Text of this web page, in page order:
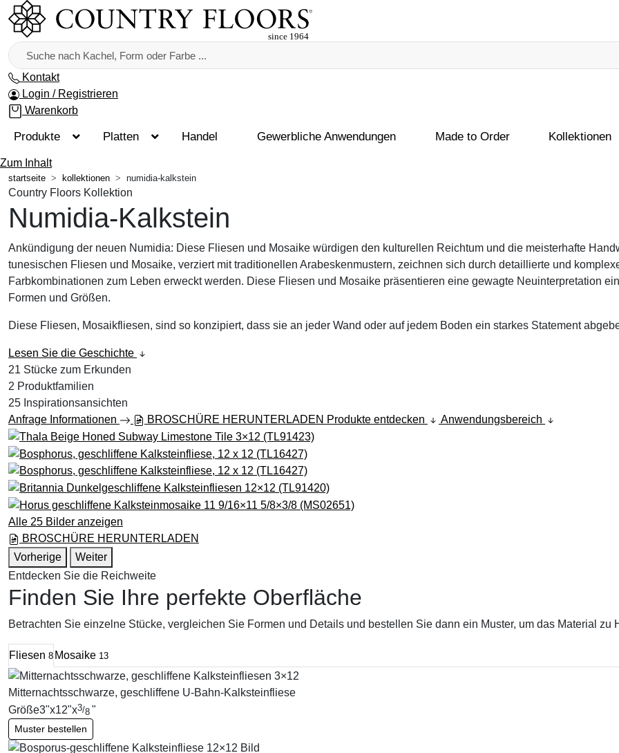
Kontakt
Login / Registrieren
Warenkorb
Produkte Platten Handel Gewerbliche Anwendungen Made to Order Kollektionen
Zum Inhalt
startseite kollektionen numidia-kalkstein
Country Floors Kollektion
Numidia-Kalkstein
Ankündigung der neuen Numidia: Diese Fliesen und Mosaike würdigen den kulturellen Reichtum und die meisterhafte
tunesischen Fliesen und Mosaike, verziert mit traditionellen Arabeskenmustern, zeichnen sich durch detaillierte und
Farbkombinationen zum Leben erweckt werden. Diese Fliesen und Mosaike präsentieren eine gewagte Neuinterpretation
Formen und Größen.
Diese Fliesen, Mosaikfliesen, sind so konzipiert, dass sie an jeder Wand oder auf jedem Boden ein starkes Statement
Lesen Sie die Geschichte
21 Stücke zum Erkunden
2 Produktfamilien
25 Inspirationsansichten
Anfrage Informationen
BROSCHÜRE HERUNTERLADEN Produkte entdecken Anwendungsbereich
Alle 25 Bilder anzeigen
BROSCHÜRE HERUNTERLADEN
Vorherige
Weiter
Entdecken Sie die Reichweite
Finden Sie Ihre perfekte Oberfläche
Betrachten Sie einzelne Stücke, vergleichen Sie Formen und Details und bestellen Sie dann ein Muster, um das Material zu
Fliesen 8 Mosaike 13
Mitternachtsschwarze, geschliffene U-Bahn-Kalksteinfliese
Größe3"x12"x3/8 "
Muster bestellen